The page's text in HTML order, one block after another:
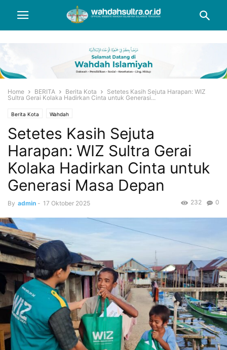
Home BERITA Berita Kota
Setetes Kasih Sejuta Harapan: WIZ
Sultra Gerai Kolaka Hadirkan Cinta untuk Generasi...
Berita Kota Wahdah
Setetes Kasih Sejuta
Harapan: WIZ Sultra Gerai
Kolaka Hadirkan Cinta untuk
Generasi Masa Depan
By admin - 17 Oktober 2025 0
232